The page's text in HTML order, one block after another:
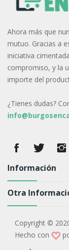
Ahora más que
mutuo. Gracias a
iniciativa
compromiso, y la
importe del
¿Tienes dudas?
Información
Otra
Copyright ©
Hecho con